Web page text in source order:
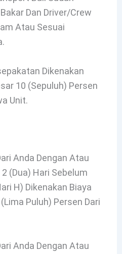
Dan Driver/Crew
Atau Sesuai
Dikenakan
10 (sepuluh) Persen
Unit.
Anda Dengan Atau
(dua) Hari Sebelum
H) Dikenakan Biaya
Puluh) Persen Dari
Anda Dengan Atau